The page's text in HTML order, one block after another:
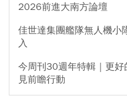
2026前進大南方論壇
佳世達集團艦隊無人機小
入
今周刊30週年特輯｜更
見前瞻行動